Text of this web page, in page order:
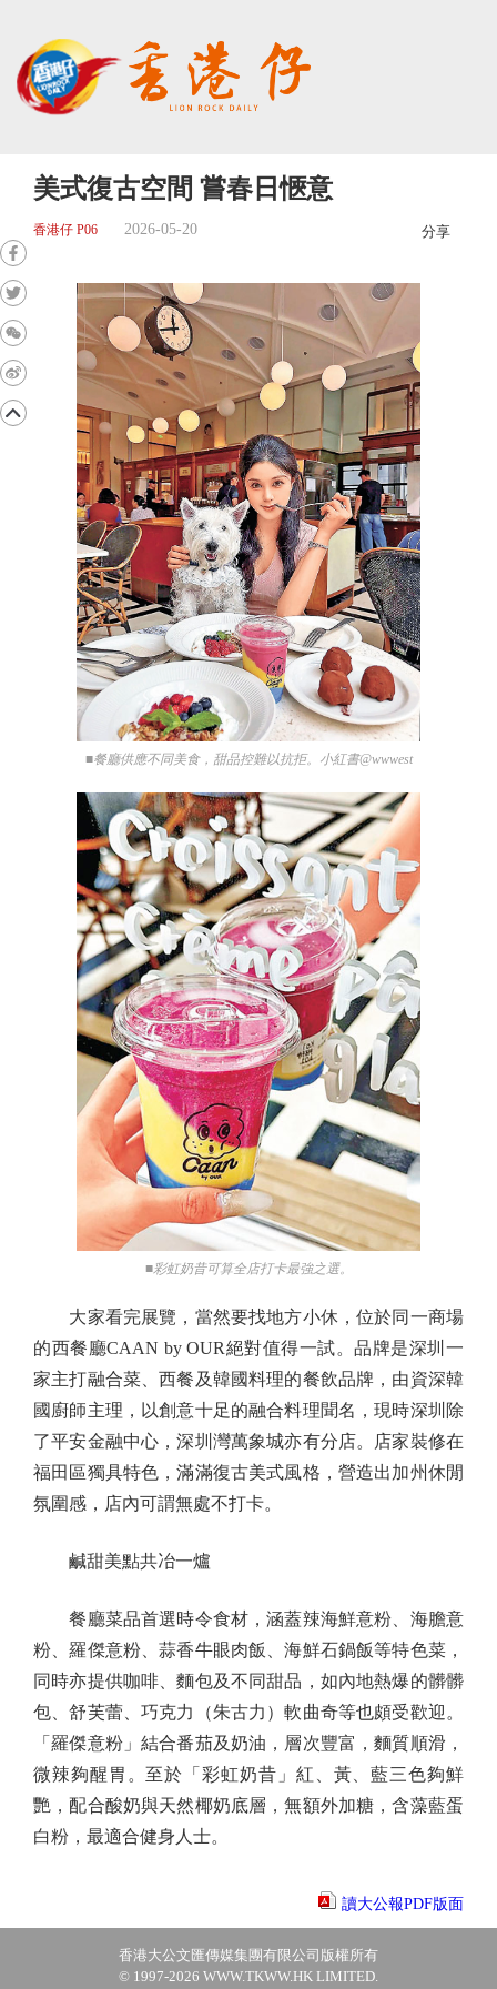
美式復古空間 嘗春日愜意
香港仔 P06 2026-05-20 分享
■餐廳供應不同美食，甜品控難以抗拒。小紅書@wwwest
■彩虹奶昔可算全店打卡最強之選。
大家看完展覽，當然要找地方小休，位於同一商場
的西餐廳CAAN by OUR絕對值得一試。品牌是深圳一
家主打融合菜、西餐及韓國料理的餐飲品牌，由資深韓
國廚師主理，以創意十足的融合料理聞名，現時深圳除
了平安金融中心，深圳灣萬象城亦有分店。店家裝修在
福田區獨具特色，滿滿復古美式風格，營造出加州休閒
氛圍感，店內可謂無處不打卡。
鹹甜美點共冶一爐
餐廳菜品首選時令食材，涵蓋辣海鮮意粉、海膽意
粉、羅傑意粉、蒜香牛眼肉飯、海鮮石鍋飯等特色菜，
同時亦提供咖啡、麵包及不同甜品，如內地熱爆的髒髒
包、舒芙蕾、巧克力（朱古力）軟曲奇等也頗受歡迎。
「羅傑意粉」結合番茄及奶油，層次豐富，麵質順滑，
微辣夠醒胃。至於「彩虹奶昔」紅、黃、藍三色夠鮮
艷，配合酸奶與天然椰奶底層，無額外加糖，含藻藍蛋
白粉，最適合健身人士。
讀大公報PDF版面
香港大公文匯傳媒集團有限公司版權所有
© 1997-2026 WWW.TKWW.HK LIMITED.